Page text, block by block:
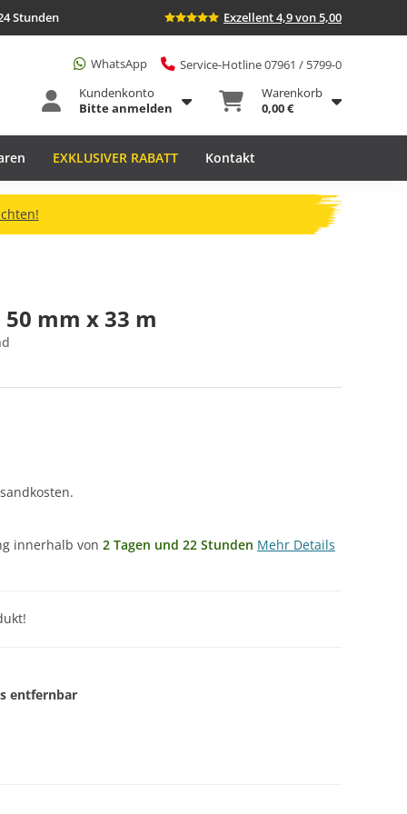
Stunden Exzellent 4,9 von 5,00
WhatsApp
Service-Hotline 07961 / 5799-0
Kundenkonto
Bitte anmelden
Warenkorb
0,00 €
EXKLUSIVER RABATT Kontakt
50 mm x 33 m
innerhalb von 2 Tagen und 22 Stunden Mehr Details
entfernbar